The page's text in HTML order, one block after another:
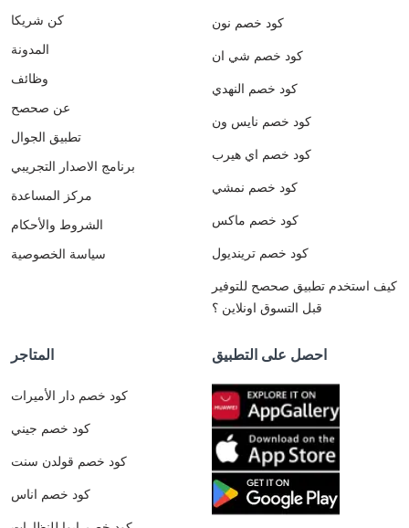
كن شريكا
المدونة
وظائف
عن صحصح
تطبيق الجوال
برنامج الاصدار التجريبي
مركز المساعدة
الشروط والأحكام
سياسة الخصوصية
كود خصم نون
كود خصم شي ان
كود خصم النهدي
كود خصم نايس ون
كود خصم اي هيرب
كود خصم نمشي
كود خصم ماكس
كود خصم ترينديول
كيف استخدم تطبيق صحصح للتوفير
قبل التسوق اونلاين ؟
المتاجر
كود خصم دار الأميرات
كود خصم جيني
كود خصم قولدن سنت
كود خصم اناس
احصل على التطبيق